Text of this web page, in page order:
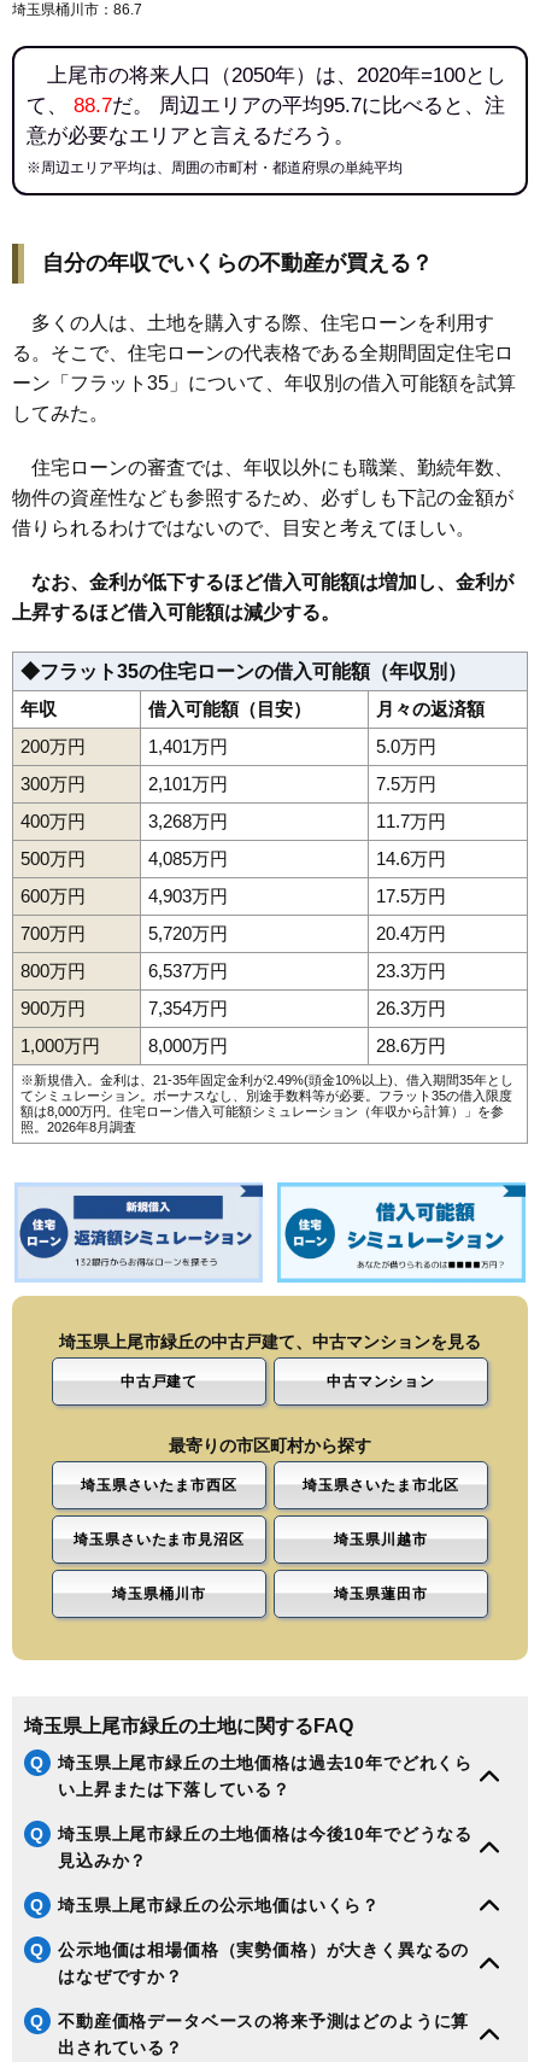
埼玉県桶川市：86.7
上尾市の将来人口（2050年）は、2020年=100とし
て、 88.7だ。 周辺エリアの平均95.7に比べると、注
意が必要なエリアと言えるだろう。
※周辺エリア平均は、周囲の市町村・都道府県の単純平均
自分の年収でいくらの不動産が買える？
多くの人は、土地を購入する際、住宅ローンを利用す
る。そこで、住宅ローンの代表格である全期間固定住宅ロ
ーン「フラット35」について、年収別の借入可能額を試算
してみた。
住宅ローンの審査では、年収以外にも職業、勤続年数、
物件の資産性なども参照するため、必ずしも下記の金額が
借りられるわけではないので、目安と考えてほしい。
なお、金利が低下するほど借入可能額は増加し、金利が
上昇するほど借入可能額は減少する。
◆フラット35の住宅ローンの借入可能額（年収別）
年収
借入可能額（目安）
月々の返済額
200万円
1,401万円
5.0万円
300万円
2,101万円
7.5万円
400万円
3,268万円
11.7万円
500万円
4,085万円
14.6万円
600万円
4,903万円
17.5万円
700万円
5,720万円
20.4万円
800万円
6,537万円
23.3万円
900万円
7,354万円
26.3万円
1,000万円
8,000万円 28.6万円
※新規借入。金利は、21-35年固定金利が2.49%(頭金10%以上)、借入期間35年とし
てシミュレーション。ボーナスなし、別途手数料等が必要。フラット35の借入限度
額は8,000万円。 住宅ローン借入可能額シミュレーション（年収から計算）
」を参
照。2026年8月調査
埼玉県上尾市緑丘の中古戸建て、中古マンションを見る
中古戸建て 中古マンション
最寄りの市区町村から探す
埼玉県さいたま市西区 埼玉県さいたま市北区
埼玉県さいたま市見沼区 埼玉県川越市
埼玉県桶川市 埼玉県蓮田市
埼玉県上尾市緑丘の土地に関するFAQ
Q
埼玉県上尾市緑丘の土地価格は過去10年でどれくら
い上昇または下落している？
Q
埼玉県上尾市緑丘の土地価格は今後10年でどうなる
見込みか？
Q 埼玉県上尾市緑丘の公示地価はいくら？
Q
公示地価は相場価格（実勢価格）が大きく異なるの
はなぜですか？
Q
不動産価格データベースの将来予測はどのように算
出されている？